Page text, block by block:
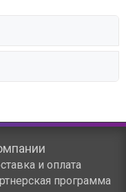
1 шт.
по
1 шт.
(UL)
~
МГц
1920 ~
1980 МГц
и оплата
программа